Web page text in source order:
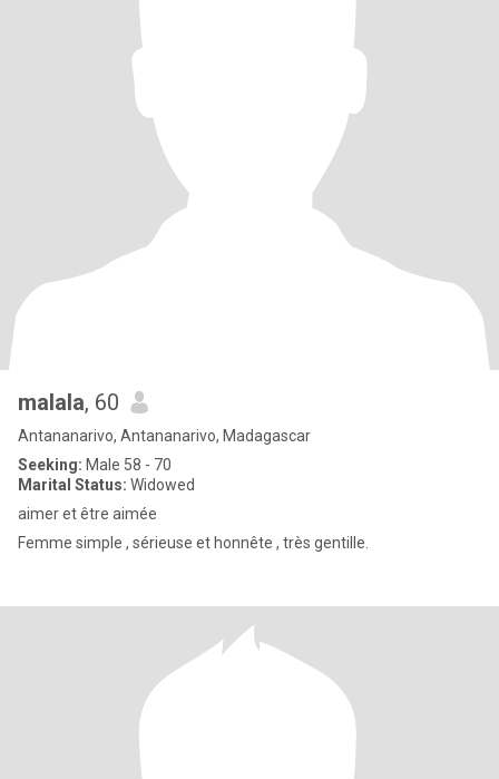
malala, 60
Antananarivo, Antananarivo, Madagascar
Seeking: Male 58 - 70
Marital Status: Widowed
aimer et être aimée
Femme simple , sérieuse et honnête , très gentille.